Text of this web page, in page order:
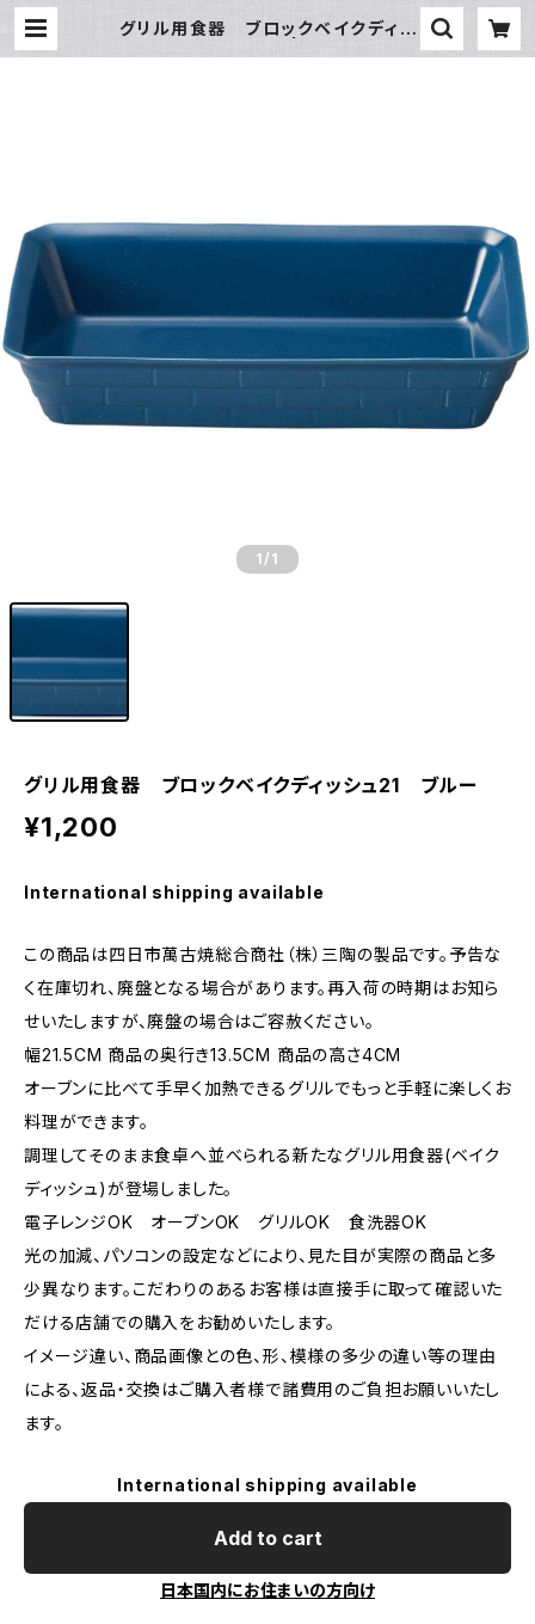
グリル用食器 ブロックベイクディッ
1 /1
グリル用食器 ブロックベイクディッシュ21 ブルー
¥1,200
International shipping available
この商品は四日市萬古焼総合商社（株）三陶の製品です。予告な
く在庫切れ、廃盤となる場合があります。再入荷の時期はお知ら
せいたしますが、廃盤の場合はご容赦ください。
幅21.5CM 商品の奥行き13.5CM 商品の高さ4CM
オーブンに比べて手早く加熱できるグリルでもっと手軽に楽しくお
料理ができます。
調理してそのまま食卓へ並べられる新たなグリル用食器(ベイク
ディッシュ)が登場しました。
電子レンジOK オーブンOK グリルOK 食洗器OK
光の加減、パソコンの設定などにより、見た目が実際の商品と多
少異なります。こだわりのあるお客様は直接手に取って確認いた
だける店舗での購入をお勧めいたします。
イメージ違い、商品画像との色、形、模様の多少の違い等の理由
による、返品・交換はご購入者様で諸費用のご負担お願いいたし
ます。
International shipping available
Add to cart
日本国内にお住まいの方向け